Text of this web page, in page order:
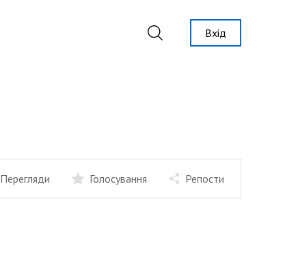
Вхід
Перегляди Голосування Репости